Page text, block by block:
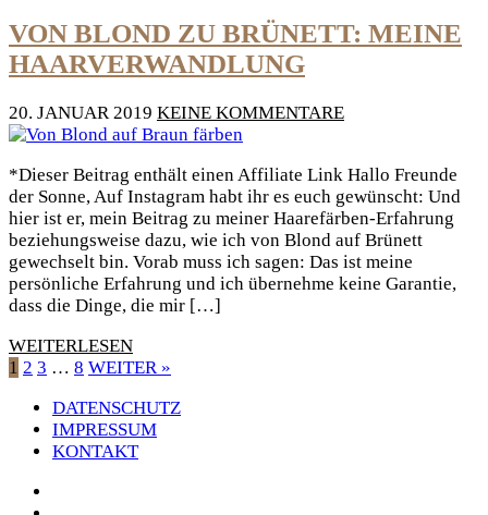
VON BLOND ZU BRÜNETT: MEINE
HAARVERWANDLUNG
20. JANUAR 2019 KEINE KOMMENTARE
*Dieser Beitrag enthält einen Affiliate Link Hallo Freunde
der Sonne, Auf Instagram habt ihr es euch gewünscht: Und
hier ist er, mein Beitrag zu meiner Haarefärben-Erfahrung
beziehungsweise dazu, wie ich von Blond auf Brünett
gewechselt bin. Vorab muss ich sagen: Das ist meine
persönliche Erfahrung und ich übernehme keine Garantie,
dass die Dinge, die mir […]
WEITERLESEN
1 2 3 … 8 WEITER »
DATENSCHUTZ
IMPRESSUM
KONTAKT